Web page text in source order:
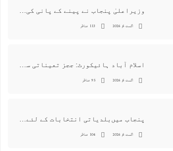
وزیراعلیٰ پنجاب نے پینے کے پانی کی بوتل پر چارجز لگانے کی تجویز مستر دکر دی
اگست 6, 2026 113 مناظر
اسلام آباد ہائیکورٹ: ججز تعیناتی سمری منظور نہیں‌ ہونے کے خٌلاف فیصلہ محفوظ
اگست 6, 2026 95 مناظر
پنجاب میں‌بلدیاتی انتخابات کے لئے 12 ارب روپے سے زائد مختص کرنے کی منظوری
اگست 6, 2026 104 مناظر